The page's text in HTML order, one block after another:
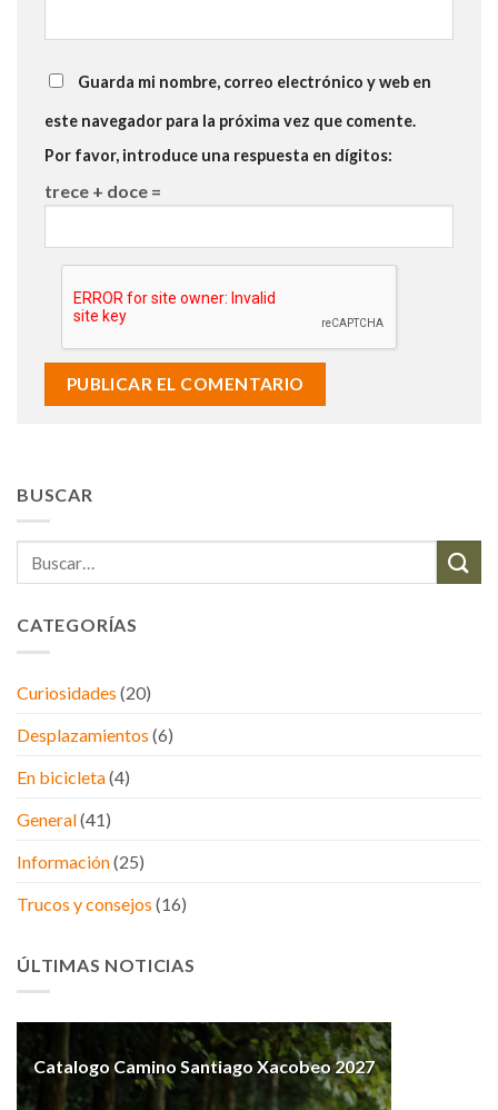
Guarda mi nombre, correo electrónico y web en
este navegador para la próxima vez que comente.
Por favor, introduce una respuesta en dígitos:
trece + doce =
BUSCAR
CATEGORÍAS
Curiosidades (20)
Desplazamientos (6)
En bicicleta(4)
General(41)
Información(25)
Trucos y consejos (16)
ÚLTIMAS NOTICIAS
Catalogo Camino Santiago Xacobeo 2027